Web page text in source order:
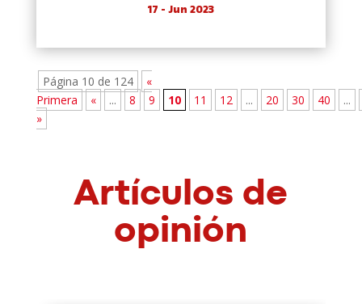
17 - Jun 2023
Página 10 de 124
«
Primera
« ... 8 9 10 11 12 ... 20 30 40
...
»
Artículos de
opinión